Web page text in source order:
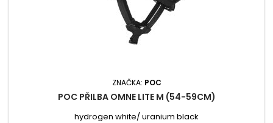
ZNAČKA: POC
POC PŘILBA OMNE LITE M (54-59CM)
hydrogen white/ uranium black